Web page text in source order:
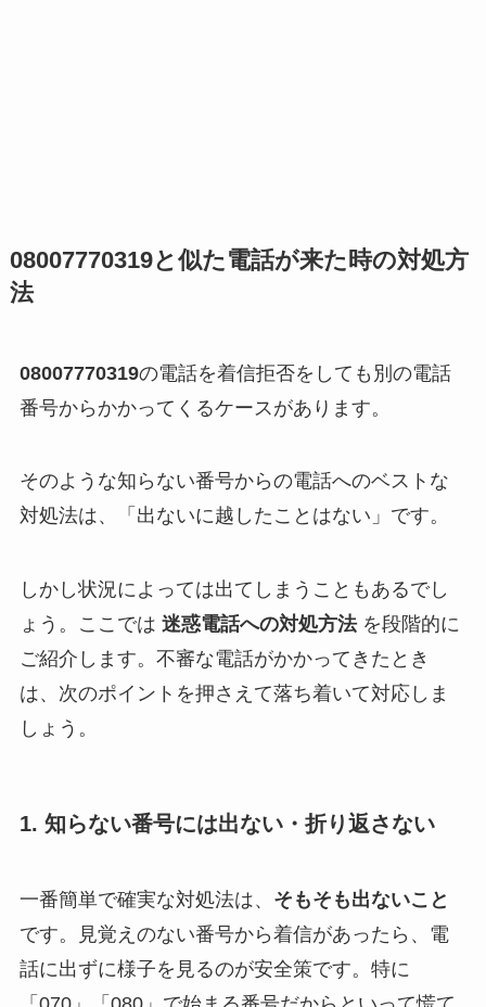
08007770319と似た電話が来た時の対処方
法
08007770319の電話を着信拒否をしても別の電話
番号からかかってくるケースがあります。
そのような知らない番号からの電話へのベストな
対処法は、「出ないに越したことはない」です。
しかし状況によっては出てしまうこともあるでし
ょう。ここでは 迷惑電話への対処方法を段階的に
ご紹介します。不審な電話がかかってきたとき
は、次のポイントを押さえて落ち着いて対応しま
しょう。
1. 知らない番号には出ない・折り返さない
一番簡単で確実な対処法は、 そもそも出ないこと
です。見覚えのない番号から着信があったら、電
話に出ずに様子を見るのが安全策です。特に